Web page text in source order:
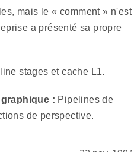
mais le « comment » n'est
a présenté sa propre
stages et cache L1.
: Pipelines de
de perspective.